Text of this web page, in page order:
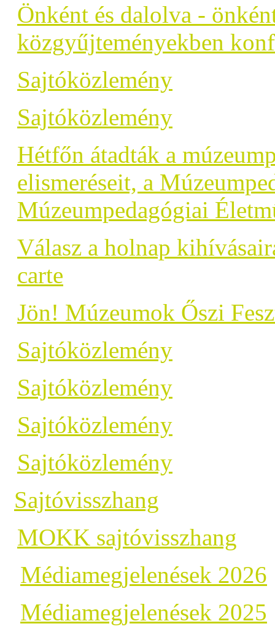
Önként és dalolva -
közgyűjteményekben
Sajtóközlemény
Sajtóközlemény
Hétfőn átadták a
elismeréseit, a
Múzeumpedagógiai
Válasz a holnap
carte
Jön! Múzeumok Őszi
Sajtóközlemény
Sajtóközlemény
Sajtóközlemény
Sajtóközlemény
Sajtóvisszhang
MOKK sajtóvisszhang
Médiamegjelenések 2026
Médiamegjelenések 2025